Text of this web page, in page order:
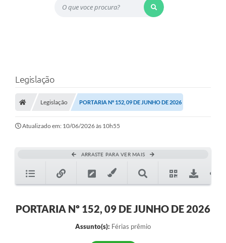
O que voce procura?
Legislação
Legislação PORTARIA Nº 152, 09 DE JUNHO DE 2026
Atualizado em: 10/06/2026 às 10h55
ARRASTE PARA VER MAIS
PORTARIA Nº 152, 09 DE JUNHO DE 2026
Assunto(s): Férias prêmio